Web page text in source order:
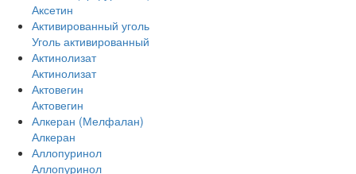
Аксетин
Активированный уголь
Уголь активированный
Актинолизат
Актинолизат
Актовегин
Актовегин
Алкеран (Мелфалан)
Алкеран
Аллопуринол
Аллопуринол